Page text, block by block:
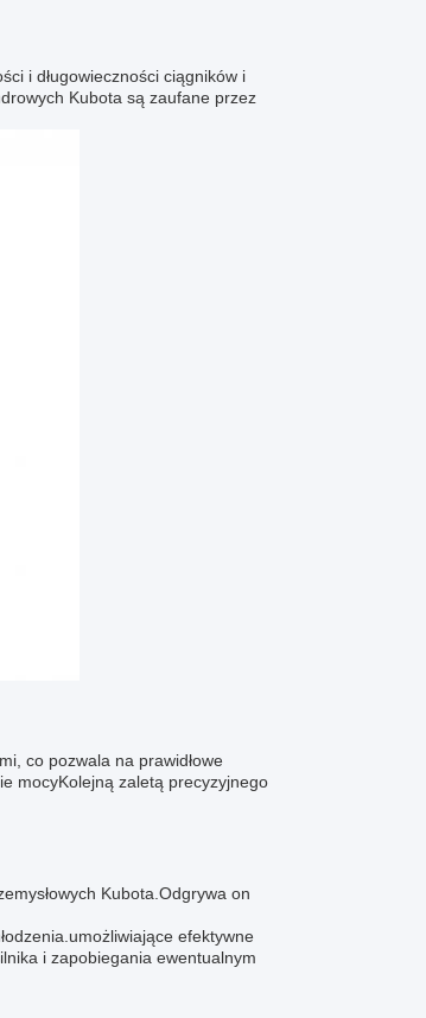
i długowieczności ciągników i
Kubota są zaufane przez
co pozwala na prawidłowe
mocyKolejną zaletą precyzyjnego
Kubota.Odgrywa on
efektywne
i zapobiegania ewentualnym